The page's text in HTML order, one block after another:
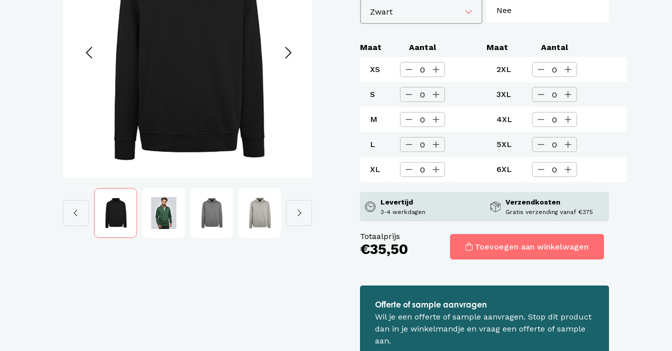
Werkbroeken en overalls Workwear
Maat Aantal
XS
S
M
L
XL
Maat Aantal
2XL
3XL
4XL
5XL
6XL
Levertijd
3-4 werkdagen
Verzendkosten
Gratis verzending vanaf €375
Totaalprijs
€35,50 Toevoegen aan winkelwagen
Offerte of sample aanvragen
Wil je een offerte of sample aanvragen. Stop dit product
dan in je winkelmandje en vraag een offerte of sample
aan.